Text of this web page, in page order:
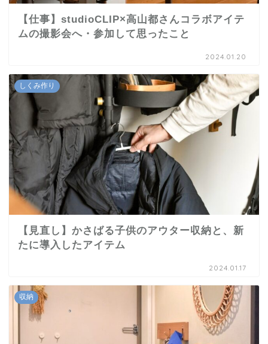
【仕事】studioCLIP×高山都さんコラボアイテ
ムの撮影会へ・参加して思ったこと
2024.01.20
しくみ作り
【見直し】かさばる子供のアウター収納と、新
たに導入したアイテム
2024.01.17
収納